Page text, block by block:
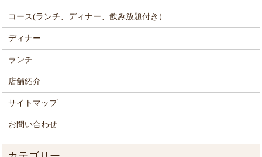
コース(ランチ、ディナー、飲み放題付き）
ディナー
ランチ
店舗紹介
サイトマップ
お問い合わせ